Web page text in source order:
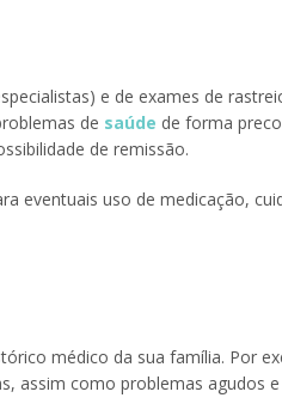
e de exames de
de saúde de forma
de remissão.
eventuais uso de medicação,
médico da sua família. Por
assim como problemas agudos